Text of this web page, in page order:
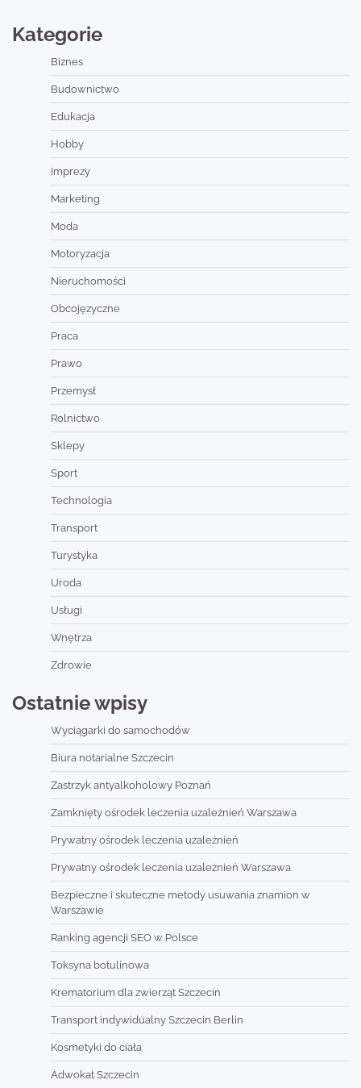
Kategorie
Biznes
Budownictwo
Edukacja
Hobby
Imprezy
Marketing
Moda
Motoryzacja
Nieruchomości
Obcojęzyczne
Praca
Prawo
Przemysł
Rolnictwo
Sklepy
Sport
Technologia
Transport
Turystyka
Uroda
Usługi
Wnętrza
Zdrowie
Ostatnie wpisy
Wyciągarki do samochodów
Biura notarialne Szczecin
Zastrzyk antyalkoholowy Poznań
Zamknięty ośrodek leczenia uzależnień Warszawa
Prywatny ośrodek leczenia uzależnień
Prywatny ośrodek leczenia uzależnień Warszawa
Bezpieczne i skuteczne metody usuwania znamion w
Warszawie
Ranking agencji SEO w Polsce
Toksyna botulinowa
Krematorium dla zwierząt Szczecin
Transport indywidualny Szczecin Berlin
Kosmetyki do ciała
Adwokat Szczecin